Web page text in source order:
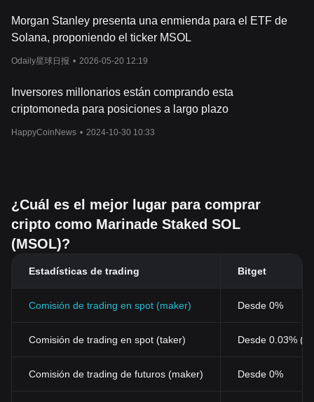
Morgan Stanley presenta una enmienda para el ETF de
Solana, proponiendo el ticker MSOL
Odaily星球日报 • 2026-05-20 12:19
Inversores millonarios están comprando esta
criptomoneda para posiciones a largo plazo
HappyCoinNews • 2024-10-30 10:33
¿Cuál es el mejor lugar para comprar
cripto como Marinade Staked SOL
(MSOL)?
Estadísticas de trading Bitget
Comisión de trading en spot (maker) Desde 0%
Comisión de trading en spot (taker) Desde 0.03%
Comisión de trading de futuros (maker) Desde 0%